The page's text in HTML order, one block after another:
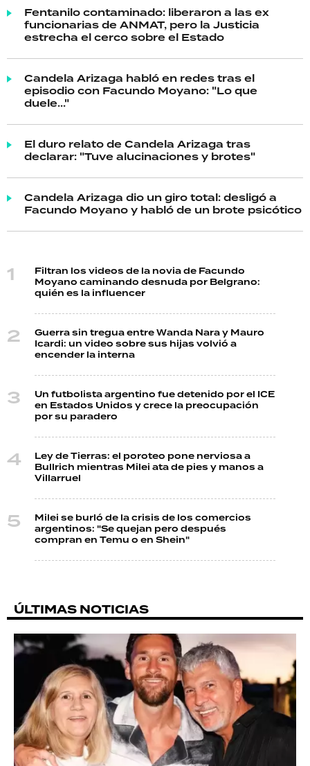
Fentanilo contaminado: liberaron a las ex
funcionarias de ANMAT, pero la Justicia
estrecha el cerco sobre el Estado
Candela Arizaga habló en redes tras el
episodio con Facundo Moyano: "Lo que
duele..."
El duro relato de Candela Arizaga tras
declarar: "Tuve alucinaciones y brotes"
Candela Arizaga dio un giro total: desligó a
Facundo Moyano y habló de un brote psicótico
Filtran los videos de la novia de Facundo
Moyano caminando desnuda por Belgrano:
quién es la influencer
Guerra sin tregua entre Wanda Nara y Mauro
Icardi: un video sobre sus hijas volvió a
encender la interna
Un futbolista argentino fue detenido por el ICE
en Estados Unidos y crece la preocupación
por su paradero
Ley de Tierras: el poroteo pone nerviosa a
Bullrich mientras Milei ata de pies y manos a
Villarruel
Milei se burló de la crisis de los comercios
argentinos: "Se quejan pero después
compran en Temu o en Shein"
ÚLTIMAS NOTICIAS